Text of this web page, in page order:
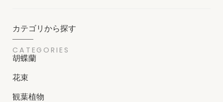
カテゴリから探す
CATEGORIES
胡蝶蘭
花束
観葉植物